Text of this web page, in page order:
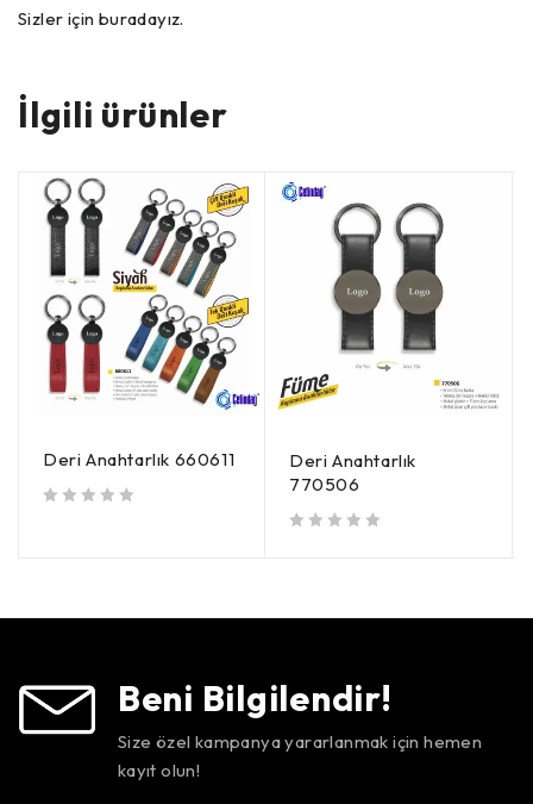
Sizler için buradayız.
İlgili ürünler
Deri Anahtarlık 660611
Deri Anahtarlık
770506
Beni Bilgilendir!
Size özel kampanya yararlanmak için hemen
kayıt olun!